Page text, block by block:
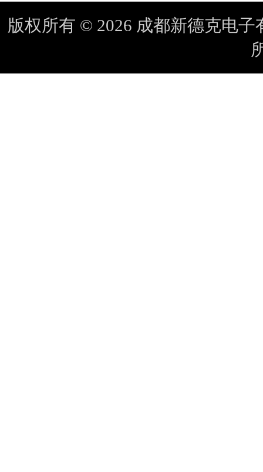
版权所有 © 2026 成都新德克电